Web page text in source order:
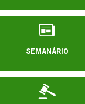
SEMANÁRIO